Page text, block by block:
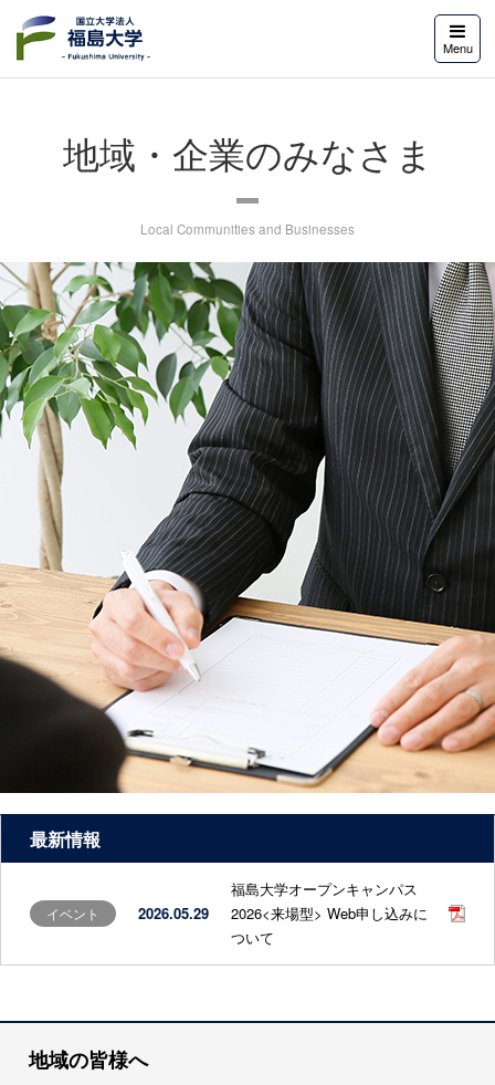
Menu
地域・企業のみなさま
Local Communities and Businesses
最新情報
イベント 2026.05.29
福島大学オープンキャンパス
2026<来場型> Web申し込みに
ついて
地域の皆様へ